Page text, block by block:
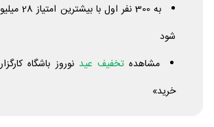
به 300 نفر
شود
مشاهدهتخفیف عیدنوروز باشگاه
خرید»